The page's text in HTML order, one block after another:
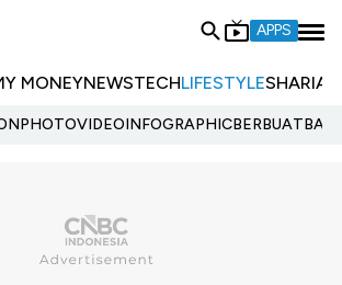
APPS
MONEYNEWSTECHLIFESTYLESHARIA
PHOTOVIDEOINFOGRAPHIC